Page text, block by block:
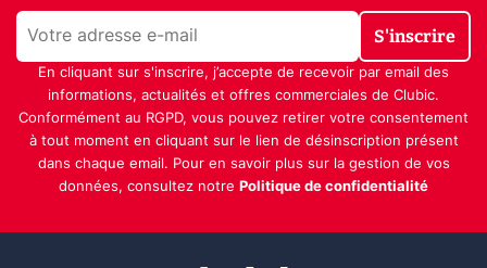
S'inscrire
En cliquant sur s'inscrire, j’accepte de recevoir par email des
informations, actualités et offres commerciales de Clubic.
Conformément au RGPD, vous pouvez retirer votre consentement
à tout moment en cliquant sur le lien de désinscription présent
dans chaque email. Pour en savoir plus sur la gestion de vos
données, consultez notre Politique de confidentialité